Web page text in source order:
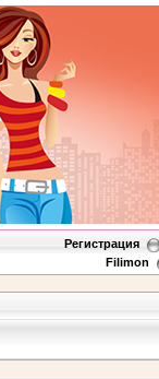
Регистрация
Filimon